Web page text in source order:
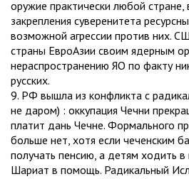
оружие практически любой
закрепления суверенитета
возможной агрессии против них.
страны ЕвроАзии своим ядерным
нераспространению ЯО по факту
русских.
9. РФ вышла из конфликта с
не даром) : оккупация Чечни
платит дань Чечне. Формального
больше нет, хотя если чеченским
получать пенсию, а детям ходить
Шариат в помощь. Радикальный